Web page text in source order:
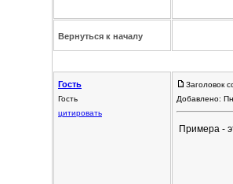
Вернуться к началу
Гость
Гость
цитировать
Заголовок
Добавлено:
Примера -